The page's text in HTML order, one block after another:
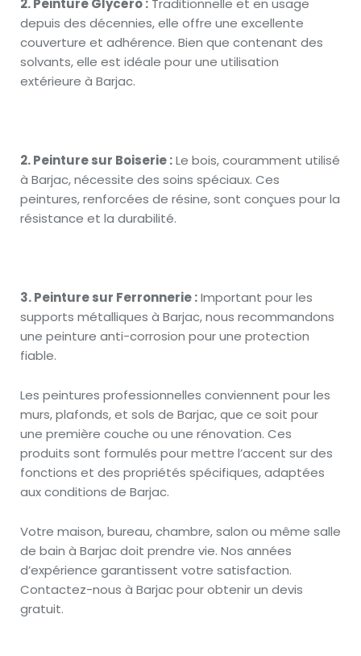
2. Peinture Glycéro : Traditionnelle et en usage
depuis des décennies, elle offre une excellente
couverture et adhérence. Bien que contenant des
solvants, elle est idéale pour une utilisation
extérieure à Barjac.
2. Peinture sur Boiserie :Le bois, couramment utilisé
à Barjac, nécessite des soins spéciaux. Ces
peintures, renforcées de résine, sont conçues pour la
résistance et la durabilité.
3. Peinture sur Ferronnerie :Important pour les
supports métalliques à Barjac, nous recommandons
une peinture anti-corrosion pour une protection
fiable.
Les peintures professionnelles conviennent pour les
murs, plafonds, et sols de Barjac, que ce soit pour
une première couche ou une rénovation. Ces
produits sont formulés pour mettre l’accent sur des
fonctions et des propriétés spécifiques, adaptées
aux conditions de Barjac.
Votre maison, bureau, chambre, salon ou même salle
de bain à Barjac doit prendre vie. Nos années
d’expérience garantissent votre satisfaction.
Contactez-nous à Barjac pour obtenir un devis
gratuit.